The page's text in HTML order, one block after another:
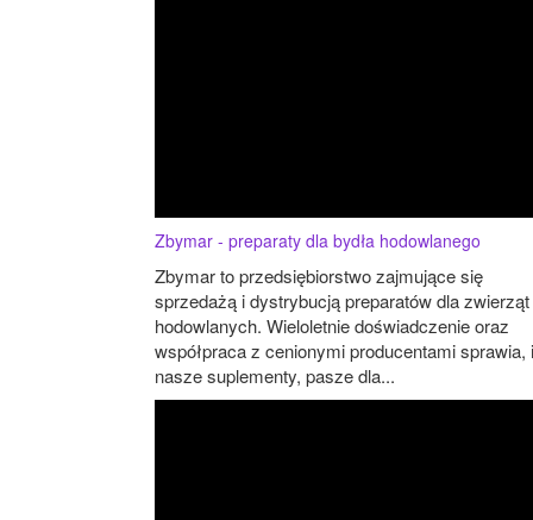
Zbymar - preparaty dla bydła hodowlanego
Zbymar to przedsiębiorstwo zajmujące się
sprzedażą i dystrybucją preparatów dla zwierząt
hodowlanych. Wieloletnie doświadczenie oraz
współpraca z cenionymi producentami sprawia,
nasze suplementy, pasze dla...